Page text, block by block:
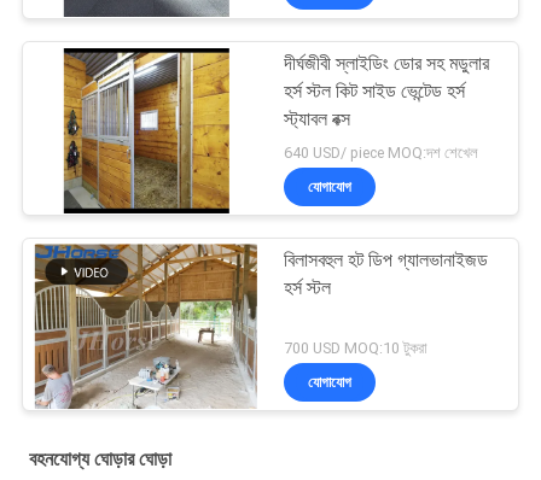
দীর্ঘজীবী স্লাইডিং ডোর সহ মডুলার
হর্স স্টল কিট সাইড ভেন্টেড হর্স
স্ট্যাবল বক্স
640 USD/ piece MOQ:দশ শেখেল
যোগাযোগ
বিলাসবহুল হট ডিপ গ্যালভানাইজড
হর্স স্টল
700 USD MOQ:10 টুকরা
যোগাযোগ
বহনযোগ্য ঘোড়ার ঘোড়া